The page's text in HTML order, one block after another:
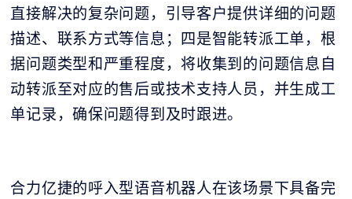
直接解决的复杂问题，引导客户提供详细的问题
描述、联系方式等信息；四是智能转派工单，根
据问题类型和严重程度，将收集到的问题信息自
动转派至对应的售后或技术支持人员，并生成工
单记录，确保问题得到及时跟进。
合力亿捷的呼入型语音机器人在该场景下具备完